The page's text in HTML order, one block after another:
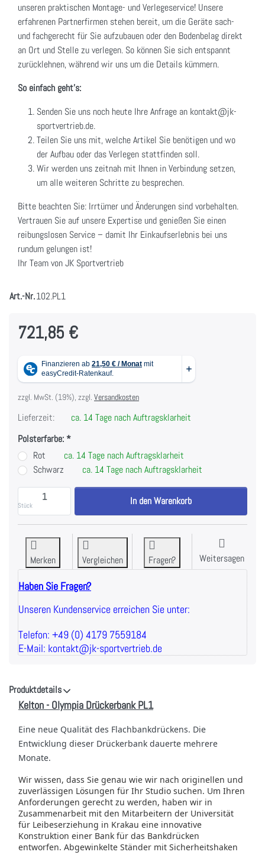
unseren praktischen Montage- und Verlegeservice! Unsere
erfahrenen Partnerfirmen stehen bereit, um die Geräte sach-
und fachgerecht für Sie aufzubauen oder den Bodenbelag direkt
an Ort und Stelle zu verlegen. So können Sie sich entspannt
zurücklehnen, während wir uns um die Details kümmern.
So einfach geht's:
Senden Sie uns noch heute Ihre Anfrage an kontakt@jk-
sportvertrieb.de.
Teilen Sie uns mit, welche Artikel Sie benötigen und wo
der Aufbau oder das Verlegen stattfinden soll.
Wir werden uns zeitnah mit Ihnen in Verbindung setzen,
um alle weiteren Schritte zu besprechen.
Bitte beachten Sie: Irrtümer und Änderungen sind vorbehalten.
Vertrauen Sie auf unsere Expertise und genießen Sie einen
reibungslosen Service – damit Ihr Einkaufserlebnis bei uns
rundum gelungen ist!
Ihr Team von JK Sportvertrieb
Art.-Nr.102.PL1
721,85 €
zzgl. MwSt. (19%), zzgl. Versandkosten
Lieferzeit:
ca. 14 Tage nach Auftragsklarheit
Polsterfarbe:
Rot
ca. 14 Tage nach Auftragsklarheit
Schwarz
ca. 14 Tage nach Auftragsklarheit
Stück
Kelton - Olympia Drückerbank PL1 zu 721,85 €,
In den Warenkorb
Merken Vergleichen Fragen? Weitersagen
Haben Sie Fragen?
Unseren Kundenservice erreichen Sie unter:
Telefon: +49 (0) 4179 7559184
E-Mail: kontakt@jk-sportvertrieb.de
Produktdetails
Kelton - Olympia Drückerbank PL1
Eine neue Qualität des Flachbankdrückens. Die
Entwicklung dieser Drückerbank dauerte mehrere
Monate.
Wir wissen, dass Sie genau wie wir nach originellen und
zuverlässigen Lösungen für Ihr Studio suchen. Um Ihren
Anforderungen gerecht zu werden, haben wir in
Zusammenarbeit mit den Mitarbeitern der Universität
für Leibeserziehung in Krakau eine innovative
Konstruktion einer Bank für das Bankdrücken
entworfen. Abgewinkelte Ständer mit Sicherheitshaken